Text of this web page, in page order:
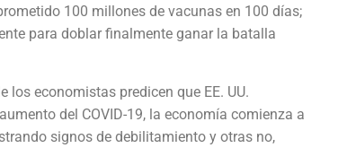
100 millones de vacunas en 100 días;
para doblar finalmente ganar la batalla
los economistas predicen que EE. UU.
del COVID-19, la economía comienza a
signos de debilitamiento y otras no,